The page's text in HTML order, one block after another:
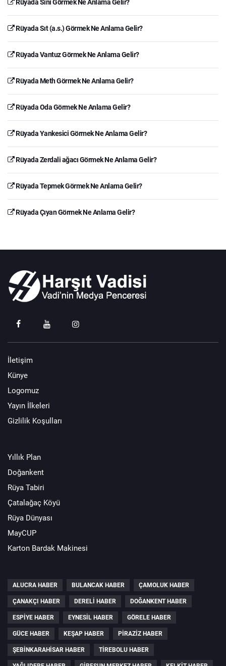
Rüyada Sini Görmek Ne Anlama Gelir?
Rüyada Sıt (a.s.) Görmek Ne Anlama Gelir?
Rüyada Vantuz Görmek Ne Anlama Gelir?
Rüyada Meth Görmek Ne Anlama Gelir?
Rüyada Oda Görmek Ne Anlama Gelir?
Rüyada Yankesici Görmek Ne Anlama Gelir?
Rüyada Zerdali ağacı Görmek Ne Anlama Gelir?
Rüyada Tepmek Görmek Ne Anlama Gelir?
Rüyada Çıyan Görmek Ne Anlama Gelir?
İletişim
Künye
Logomuz
Yayın İlkeleri
Gizlilik Koşulları
Yıllık Plan
Doğankent
Rüya Tabiri
Çatalağaç Köyü
Rüya Dünyası
MayCUP
Karton Bardak Makinesi
ALUCRA HABER BULANCAK HABER ÇAMOLUK HABER
ÇANAKÇI HABER DERELI HABER DOĞANKENT HABER
ESPIYE HABER EYNESIL HABER GÖRELE HABER
GÜCE HABER KEŞAP HABER PIRAZIZ HABER
ŞEBINKARAHISAR HABER TIREBOLU HABER